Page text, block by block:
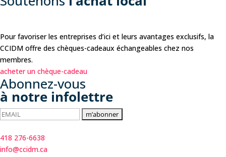
Pour favoriser les entreprises d’ici et leurs avantages exclusifs, la
CCIDM offre des chèques-cadeaux échangeables chez nos
membres.
acheter un chèque-cadeau
Abonnez-vous
à notre infolettre
418 276-6638
info@ccidm.ca